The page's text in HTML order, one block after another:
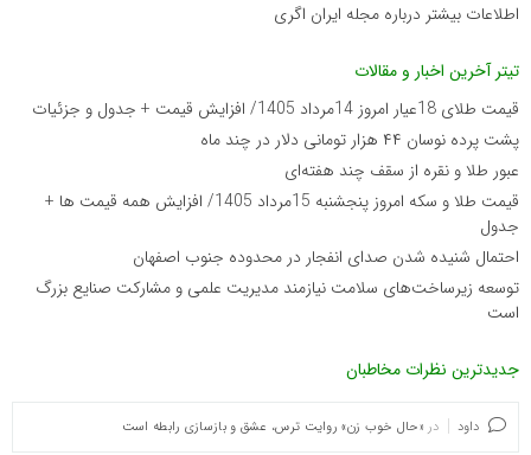
اطلاعات بیشتر درباره مجله ایران اگری
تیتر آخرین اخبار و مقالات
قیمت طلای 18عیار امروز 14مرداد 1405/ افزایش قیمت + جدول و جزئیات
پشت پرده نوسان ۴۴ هزار تومانی دلار در چند ماه
عبور طلا و نقره از سقف چند هفته‌ای
قیمت طلا و سکه امروز پنجشنبه 15مرداد 1405/ افزایش همه قیمت ها +
جدول
احتمال شنیده شدن صدای انفجار در محدوده جنوب اصفهان
توسعه زیرساخت‌های سلامت نیازمند مدیریت علمی و مشارکت صنایع بزرگ
است
جدیدترین نظرات مخاطبان
داود در «حال خوب زن» روایت ترس، عشق و بازسازی رابطه است